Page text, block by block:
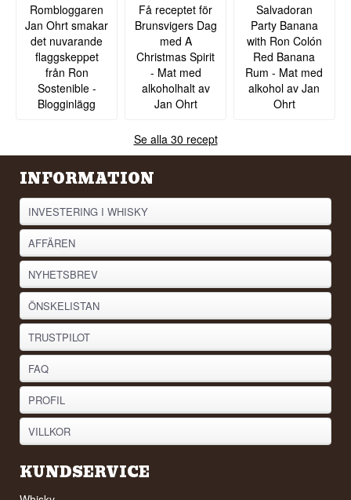
Rombloggaren
Jan Ohrt smakar
det nuvarande
flaggskeppet
från Ron
Sostenible -
Blogginlägg
Få receptet för
Brunsvigers Dag
med A
Christmas Spirit
- Mat med
alkoholhalt av
Jan Ohrt
Salvadoran
Party Banana
with Ron Colón
Red Banana
Rum - Mat med
alkohol av Jan
Ohrt
Se alla 30 recept
INFORMATION
INVESTERING I WHISKY
AFFÄREN
NYHETSBREV
ÖNSKELISTAN
TRUSTPILOT
FAQ
PROFIL
VILLKOR
KUNDSERVICE